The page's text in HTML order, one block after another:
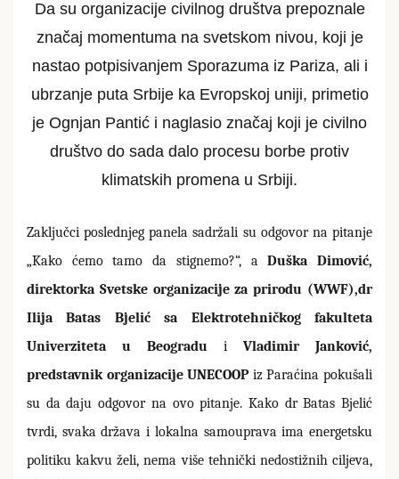
Da su organizacije civilnog društva prepoznale
značaj momentuma na svetskom nivou, koji je
nastao potpisivanjem Sporazuma iz Pariza, ali i
ubrzanje puta Srbije ka Evropskoj uniji, primetio
je Ognjan Pantić i naglasio značaj koji je civilno
društvo do sada dalo procesu borbe protiv
klimatskih promena u Srbiji.
Zaključci poslednjeg panela sadržali su odgovor na pitanje
„Kako ćemo tamo da stignemo?“, aDuška Dimović,
direktorka Svetske organizacije za prirodu (WWF),dr
Ilija Batas Bjelić sa Elektrotehničkog fakulteta
Univerziteta u Beogradu i Vladimir Janković,
predstavnik organizacije UNECOOPiz Paraćina pokušali
su da daju odgovor na ovo pitanje. Kako dr Batas Bjelić
tvrdi, svaka država i lokalna samouprava ima energetsku
politiku kakvu želi, nema više tehnički nedostižnih ciljeva,